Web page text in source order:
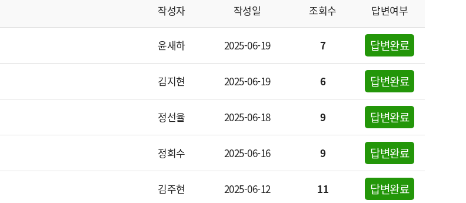
작성자 작성일 조회수 답변여부
윤새하 2025-06-19 7 답변완료
김지현 2025-06-19 6 답변완료
정선율 2025-06-18 9 답변완료
정희수 2025-06-16 9 답변완료
김주현 2025-06-12 11 답변완료